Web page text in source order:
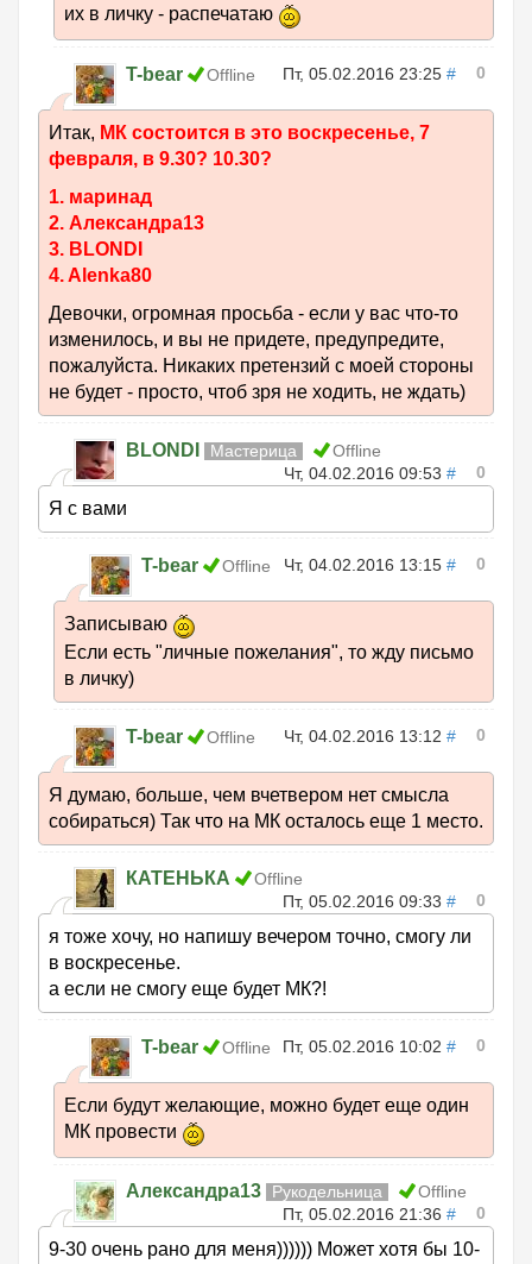
их в личку - распечатаю
T-bear Offline Пт, 05.02.2016 23:25 # 0
Итак, МК состоится в это воскресенье, 7
февраля, в 9.30? 10.30?
1. маринад
2. Александра13
3. BLONDI
4. Alenka80
Девочки, огромная просьба - если у вас что-то
изменилось, и вы не придете, предупредите,
пожалуйста. Никаких претензий с моей стороны
не будет - просто, чтоб зря не ходить, не ждать)
BLONDI Мастерица
Offline
Чт, 04.02.2016 09:53 # 0
Я с вами
T-bear Offline Чт, 04.02.2016 13:15 # 0
Записываю
Если есть "личные пожелания", то жду письмо
в личку)
T-bear Offline Чт, 04.02.2016 13:12 # 0
Я думаю, больше, чем вчетвером нет смысла
собираться) Так что на МК осталось еще 1 место.
КАТЕНЬКА
Offline
Пт, 05.02.2016 09:33 # 0
я тоже хочу, но напишу вечером точно, смогу ли
в воскресенье.
а если не смогу еще будет МК?!
T-bear Offline Пт, 05.02.2016 10:02 # 0
Если будут желающие, можно будет еще один
МК провести
Александра13 Рукодельница
Offline
Пт, 05.02.2016 21:36 # 0
9-30 очень рано для меня)))))) Может хотя бы 10-